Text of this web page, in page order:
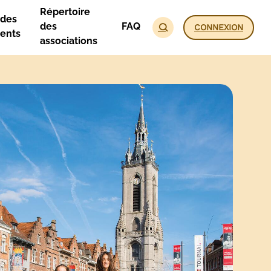
CONNEXION
Répertoire
des
associations
FAQ